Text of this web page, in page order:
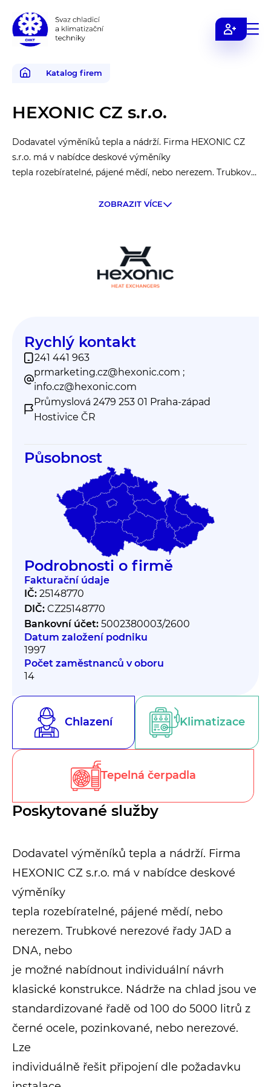
Svaz
chladicí
klimatizační
Katalog firem
HEXONIC CZ s.r.o.
Dodavatel výměníků tepla a nádrží. Firma HEXONIC CZ
s.r.o. má v nabídce deskové výměníky
tepla rozebíratelné, pájené mědí, nebo nerezem. Trubkové
je možné nabídnout individuální návrh klasické
pozinkované, nebo nerezové. Lze
individuálně řešit připojení dle požadavku instalace.
ZOBRAZIT VÍCE
Chlazení Klimatizace
Tepelná čerpadla
Poskytované služby
Dodavatel výměníků tepla a nádrží. Firma
HEXONIC CZ s.r.o. má v nabídce deskové
výměníky
tepla rozebíratelné, pájené mědí, nebo
nerezem. Trubkové nerezové řady JAD a
DNA, nebo
je možné nabídnout individuální návrh
klasické konstrukce. Nádrže na chlad jsou ve
standardizované řadě od 100 do 5000 litrů z
černé ocele, pozinkované, nebo nerezové.
Lze
individuálně řešit připojení dle požadavku
Rychlý kontakt
241 441 963
prmarketing.cz@hexonic.com ;
info.cz@hexonic.com
Průmyslová 2479 253 01 Praha-západ
Hostivice ČR
Působnost
Podrobnosti o firmě
Fakturační údaje
IČ: 25148770
DIČ: CZ25148770
Bankovní účet: 5002380003/2600
Datum založení podniku
1997
Počet zaměstnanců v oboru
14